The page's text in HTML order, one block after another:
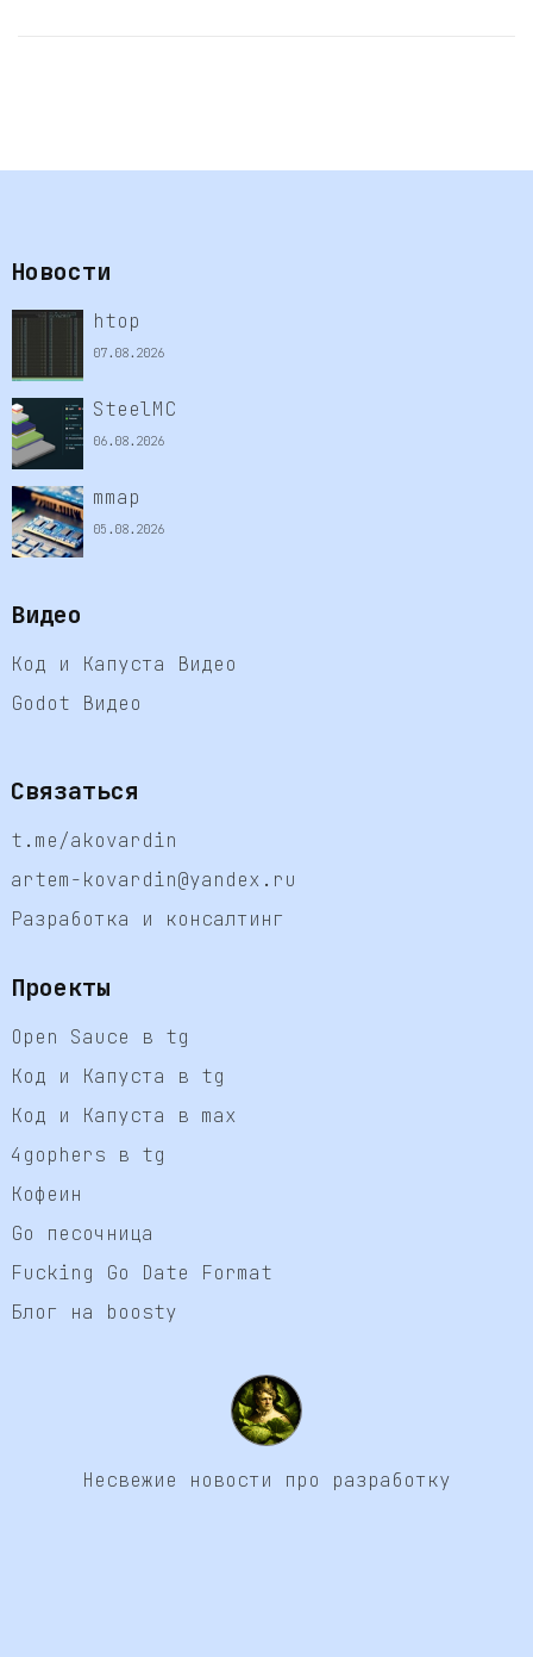
Новости
htop
07.08.2026
SteelMC
06.08.2026
mmap
05.08.2026
Видео
Код и Капуста Видео
Godot Видео
Связаться
t.me/akovardin
artem-kovardin@yandex.ru
Разработка и консалтинг
Проекты
Open Sauce в tg
Код и Капуста в tg
Код и Капуста в max
4gophers в tg
Кофеин
Go песочница
Fucking Go Date Format
Блог на boosty
Несвежие новости про разработку